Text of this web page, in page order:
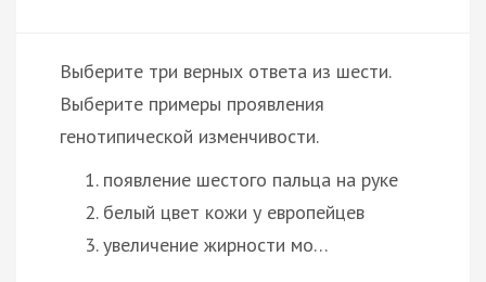
Выберите три верных ответа из шести.
Выберите примеры проявления
генотипической изменчивости.
появление шестого пальца на руке
белый цвет кожи у европейцев
увеличение жирности мо…